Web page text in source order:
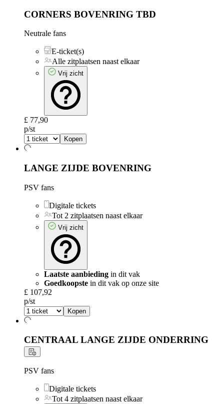
CORNERS BOVENRING TBD
Neutrale fans
E-ticket(s)
Alle zitplaatsen naast elkaar
Vrij zicht
£ 77,90
p/st
Kopen
LANGE ZIJDE BOVENRING
PSV fans
Digitale tickets
Tot 2 zitplaatsen naast elkaar
Vrij zicht
Laatste aanbieding in dit vak
Goedkoopste in dit vak op onze site
£ 107,92
p/st
Kopen
CENTRAAL LANGE ZIJDE ONDERRING
PSV fans
Digitale tickets
Tot 4 zitplaatsen naast elkaar